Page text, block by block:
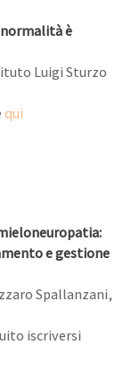
è
Luigi Sturzo
qui
e gestione
Spallanzani,
iscriversi